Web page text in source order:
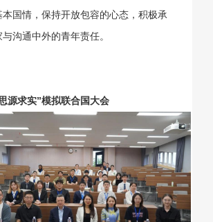
国情，保持开放包容的心态，积极承
沟通中外的青年责任。
源求实”模拟联合国大会